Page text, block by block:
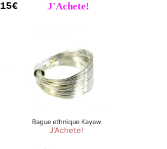
15€ J'Achete!